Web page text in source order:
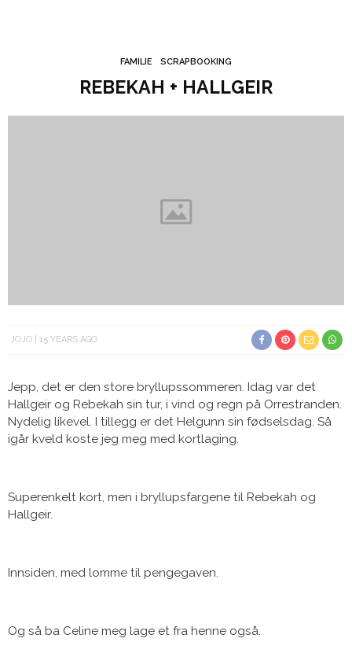
FAMILIE SCRAPBOOKING
REBEKAH + HALLGEIR
JOJO 15 YEARS AGO
Jepp, det er den store bryllupssommeren. Idag var det
Hallgeir og Rebekah sin tur, i vind og regn på Orrestranden.
Nydelig likevel. I tillegg er det Helgunn sin fødselsdag. Så
igår kveld koste jeg meg med kortlaging.
Superenkelt kort, men i bryllupsfargene til Rebekah og
Hallgeir.
Innsiden, med lomme til pengegaven.
Og så ba Celine meg lage et fra henne også.